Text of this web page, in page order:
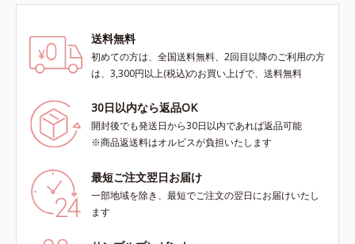
送料無料
初めての方は、全国送料無料、2回目以降のご利用の方
は、3,300円以上(税込)のお買い上げで、送料無料
30日以内なら返品OK
開封後でも発送日から30日以内であれば返品可能
※商品返送料はオルビスが負担いたします
最短ご注文翌日お届け
一部地域を除き、最短でご注文の翌日にお届けいたし
ます